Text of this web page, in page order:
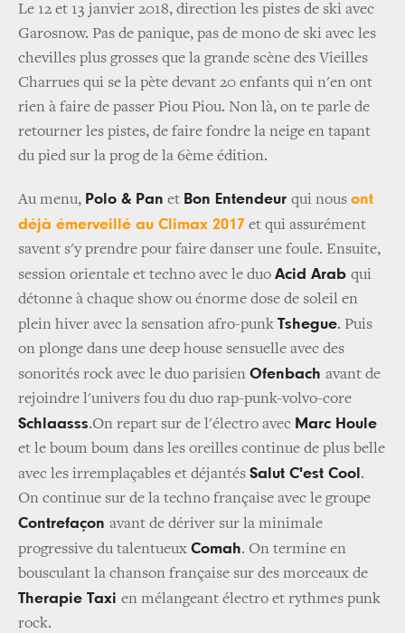
Le 12 et 13 janvier 2018, direction les pistes de ski avec
Garosnow. Pas de panique, pas de mono de ski avec les
chevilles plus grosses que la grande scène des Vieilles
Charrues qui se la pète devant 20 enfants qui n'en ont
rien à faire de passer Piou Piou. Non là, on te parle de
retourner les pistes, de faire fondre la neige en tapant
du pied sur la prog de la 6ème édition.
Au menu, Polo & Pan et Bon Entendeur qui nous ont
déjà émerveillé au Climax 2017 et qui assurément
savent s'y prendre pour faire danser une foule. Ensuite,
session orientale et techno avec le duo Acid Arab qui
détonne à chaque show ou énorme dose de soleil en
plein hiver avec la sensation afro-punk Tshegue. Puis
on plonge dans une deep house sensuelle avec des
sonorités rock avec le duo parisien Ofenbach avant de
rejoindre l'univers fou du duo rap-punk-volvo-core
Schlaasss.On repart sur de l'électro avec Marc Houle
et le boum boum dans les oreilles continue de plus belle
avec les irremplaçables et déjantés Salut C'est Cool .
On continue sur de la techno française avec le groupe
Contrefaçon avant de dériver sur la minimale
progressive du talentueux Comah. On termine en
bousculant la chanson française sur des morceaux de
Therapie Taxi en mélangeant électro et rythmes punk
rock.